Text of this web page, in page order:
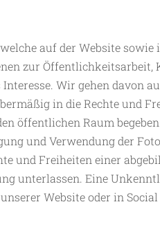
auf der Website
zur Öffentlichkeitsarbeit,
Wir gehen davon
in die Rechte und
öffentlichen Raum
und Verwendung der
und Freiheiten einer
unterlassen. Eine
Website oder in